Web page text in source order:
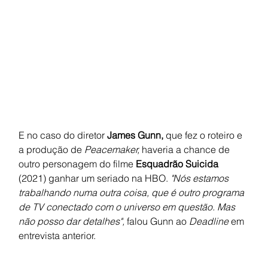
E no caso do diretor James Gunn, que fez o roteiro e
a produção de Peacemaker, haveria a chance de
outro personagem do filme Esquadrão Suicida
(2021) ganhar um seriado na HBO. "Nós estamos
trabalhando numa outra coisa, que é outro programa
de TV conectado com o universo em questão. Mas
não posso dar detalhes", falou Gunn ao Deadline em
entrevista anterior.